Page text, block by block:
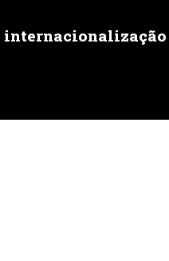
internacionalização